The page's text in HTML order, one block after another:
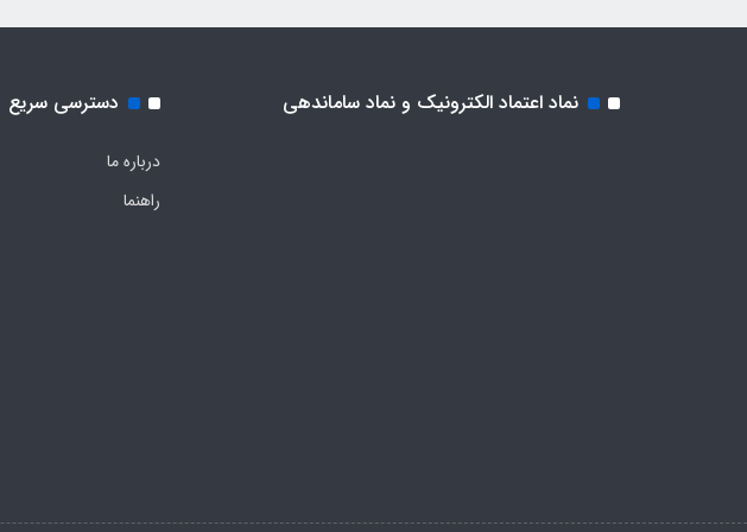
نماد اعتماد الکترونیک و نماد ساماندهی دسترسی سریع
درباره ما
راهنما